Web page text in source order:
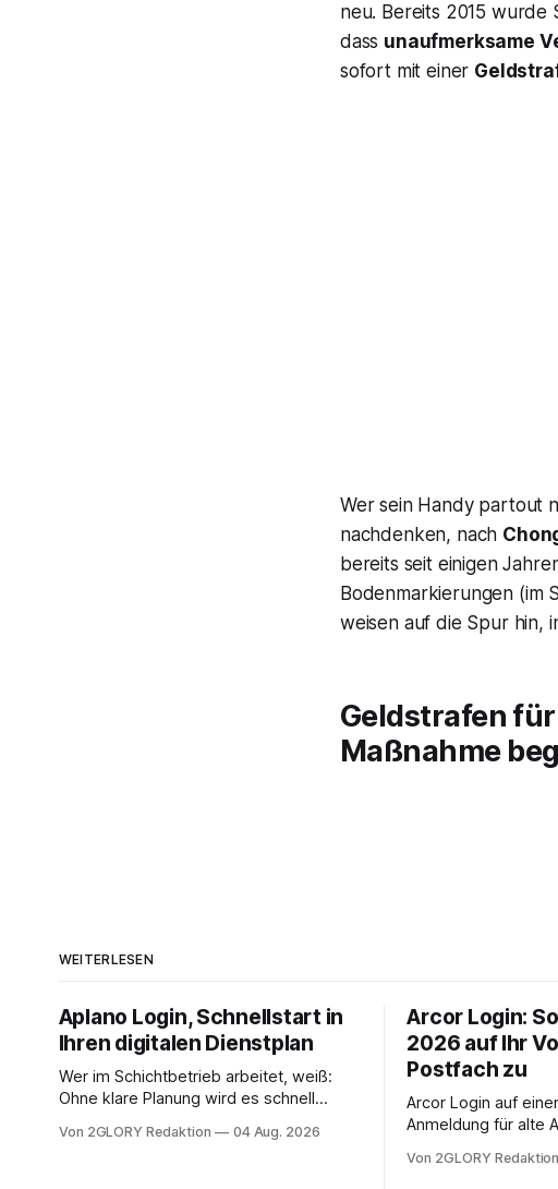
neu. Bereits 2015 wurde
dass unaufmerksame
sofort mit einer
Wer sein Handy partout
nachdenken, nach
bereits seit einigen
Bodenmarkierungen (im
weisen auf die Spur hin,
Geldstrafen
Maßnahme
WEITERLESEN
Aplano Login, Schnellstart in
Ihren digitalen Dienstplan
Wer im Schichtbetrieb arbeitet, weiß:
Ohne klare Planung wird es schnell
zentraler Zugangspunkt, um dienstpläne,
Von 2GLORY Redaktion 04 Aug. 2026
Arcor Login:
2026 auf Ihr
Postfach zu
Arcor Login auf einen
Anmeldung für alte
noch eine e mail
Von 2GLORY Redaktion